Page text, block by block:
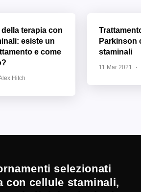
terapia con
esiste un
e come
Hitch
Parkinson
staminali
11 Mar 2021
selezionati
con cellule staminali,